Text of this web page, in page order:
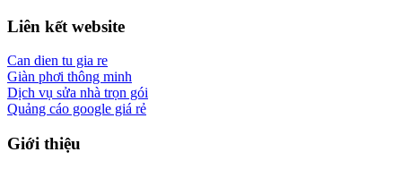
Liên kết website
Can dien tu gia re
Giàn phơi thông minh
Dịch vụ sửa nhà trọn gói
Quảng cáo google giá rẻ
Giới thiệu